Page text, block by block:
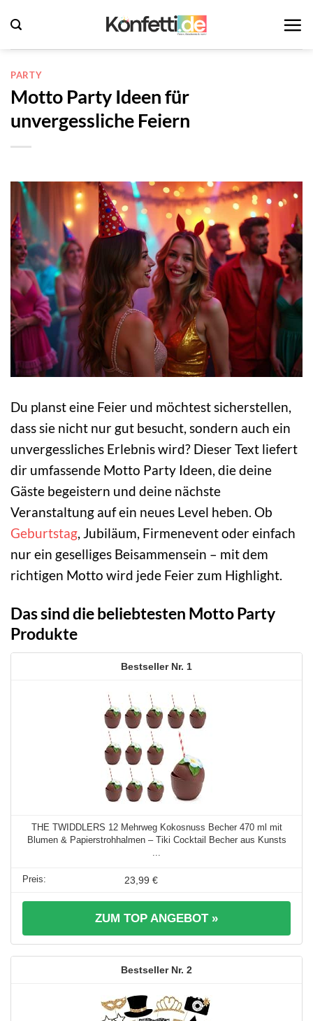
Inhalt
springen
PARTY
Motto Party Ideen für
unvergessliche Feiern
Du planst eine Feier und möchtest sicherstellen,
dass sie nicht nur gut besucht, sondern auch ein
unvergessliches Erlebnis wird? Dieser Text liefert
dir umfassende Motto Party Ideen, die deine
Gäste begeistern und deine nächste
Veranstaltung auf ein neues Level heben. Ob
Geburtstag, Jubiläum, Firmenevent oder einfach
nur ein geselliges Beisammensein – mit dem
richtigen Motto wird jede Feier zum Highlight.
Das sind die beliebtesten Motto Party
Produkte
1
THE TWIDDLERS 12 Mehrweg Kokosnuss Becher 470 ml mit
Blumen & Papierstrohhalmen – Tiki Cocktail Becher aus Kunsts
23,99 €
ZUM TOP ANGEBOT »
2